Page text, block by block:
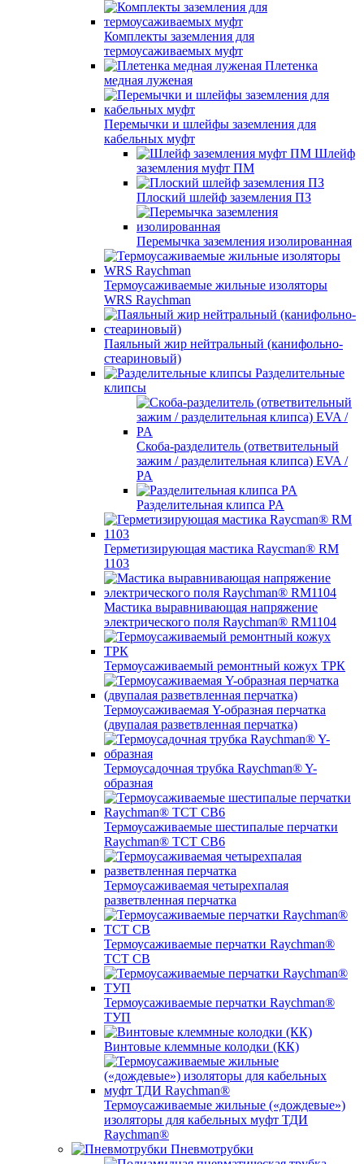
Комплекты заземления для
термоусаживаемых муфт
Плетенка
медная луженая
Перемычки и шлейфы заземления для
кабельных муфт
Шлейф
заземления муфт ПМ
Плоский шлейф заземления ПЗ
Перемычка заземления изолированная
Термоусаживаемые жильные изоляторы
WRS Raychman
Паяльный жир нейтральный (канифольно-
стеариновый)
Разделительные
клипсы
Скоба-разделитель (ответвительный
зажим / разделительная клипса) EVA /
PA
Разделительная клипса PA
Герметизирующая мастика Raycman® RM
1103
Мастика выравнивающая напряжение
электрического поля Raychman® RM1104
Термоусаживаемый ремонтный кожух ТРК
Термоусаживаемая Y-образная перчатка
(двупалая разветвленная перчатка)
Термоусадочная трубка Raychman® Y-
образная
Термоусаживаемые шестипалые перчатки
Raychman® ТСТ СВ6
Термоусаживаемая четырехпалая
разветвленная перчатка
Термоусаживаемые перчатки Raychman®
TCT CB
Термоусаживаемые перчатки Raychman®
ТУП
Винтовые клеммные колодки (КК)
Термоусаживаемые жильные («дождевые»)
изоляторы для кабельных муфт ТДИ
Raychman®
Пневмотрубки